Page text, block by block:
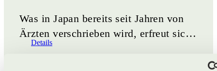
Was in Japan bereits seit Jahren von
Ärzten verschrieben wird, erfreut sich
auch in unseren Breiten immer mehr
Details